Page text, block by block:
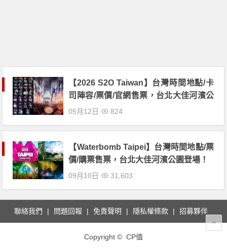
【2026 S2O Taiwan】台灣時間地點/卡
司陣容/票價/官網售票，台北大佳河濱公
園開唱！
05月12日 824
【Waterbomb Taipei】台灣時間地點/票
價/購票售票，台北大佳河濱公園登場！
09月10日 31,603
聯絡我們 問題回報 免責聲明 隱私權條款 招募夥伴
Copyright © CP值